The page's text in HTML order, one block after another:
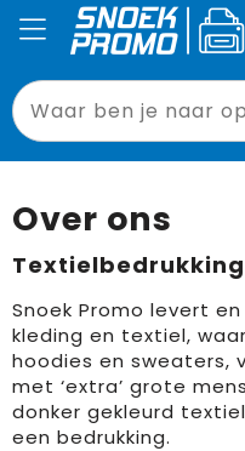
Bloemen, planten
Drukwerk
Binnenreclame
Buitenreclame
Been- en
Broeken en Rokken
Caps, Hoeden en
E.H.B.O.
Gereedschap
Badtextiel en
Bodywarmers
Broeken en Rokken
Caps, Hoeden en
Dekens,
Accessoires voor
Autotassen
Crossbody tassen
Documententassen
Laptoptassen
Tablethoezen
Waterdichte
Paraplu's
Strandstoelen
Drukwerk
Binnenreclame
Custom Made
Over ons
Textielbedrukking
Snoek Promo levert
kleding en textiel,
hoodies en sweaters,
met ‘extra’ grote
donker gekleurd
een bedrukking.